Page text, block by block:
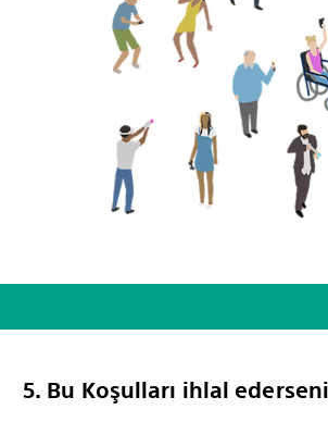
5. Bu Koşulları ihlal